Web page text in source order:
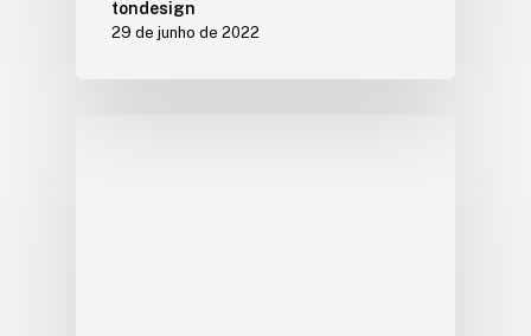
tondesign
29 de junho de 2022